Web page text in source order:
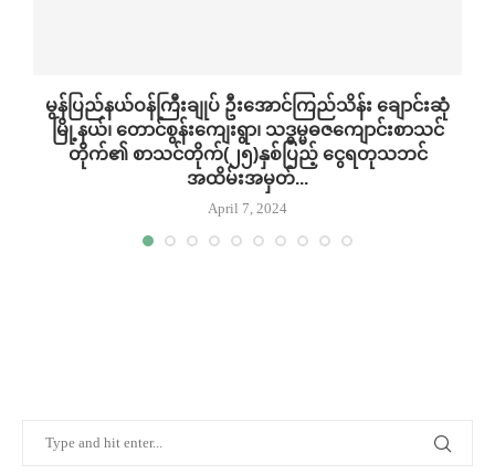
မွန်ပြည်နယ်ဝန်ကြီးချုပ် ဦးအောင်ကြည်သိန်း ချောင်းဆုံ
မြို့နယ်၊ တောင်စွန်းကျေးရွာ၊ သဒ္ဓမ္မဓဇကျောင်းစာသင်
တိုက်၏ စာသင်တိုက်(၂၅)နှစ်ပြည့် ငွေရတုသဘင်
အထိမ်းအမှတ်...
April 7, 2024